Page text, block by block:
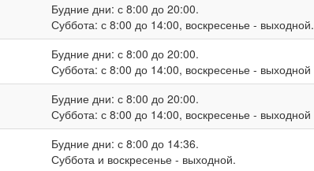
Будние дни: с 8:00 до 20:00.
Суббота: с 8:00 до 14:00, воскресенье - выходной.
Будние дни: с 8:00 до 20:00.
Суббота: с 8:00 до 14:00, воскресенье - выходной
Будние дни: с 8:00 до 20:00.
Суббота: с 8:00 до 14:00, воскресенье - выходной
Будние дни: с 8:00 до 14:36.
Суббота и воскресенье - выходной.